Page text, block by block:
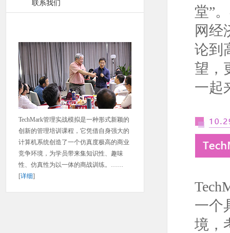
联系我们
TechMark管理实战模拟是一种形式新颖的
创新的管理培训课程，它凭借自身强大的
计算机系统创造了一个仿真度极高的商业
竞争环境，为学员带来集知识性、趣味
性、仿真性为以一体的商战训练。……
[详细]
堂”
网经
论到
望，
一起
一个
境，